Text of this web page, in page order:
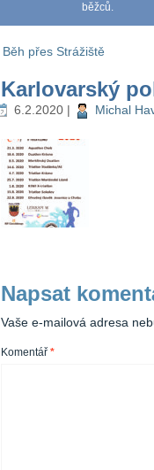
běžců.
Běh přes Strážiště
Karlovarský
6.2.2020 | Michal
Napsat
Vaše e-mailová adresa
Komentář *